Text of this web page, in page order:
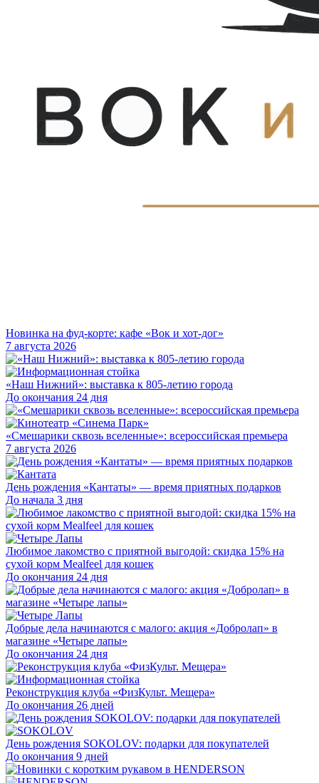
Новинка на фуд-корте: кафе «Вок и хот-дог»
7 августа 2026
«Наш Нижний»: выставка к 805-летию города
До окончания 24 дня
«Смешарики сквозь вселенные»: всероссийская премьера
7 августа 2026
День рождения «Кантаты» — время приятных подарков
До начала 3 дня
Любимое лакомство с приятной выгодой: скидка 15% на
сухой корм Mealfeel для кошек
До окончания 24 дня
Добрые дела начинаются с малого: акция «Добролап» в
магазине «Четыре лапы»
До окончания 24 дня
Реконструкция клуба «ФизКульт. Мещера»
До окончания 26 дней
День рождения SOKOLOV: подарки для покупателей
До окончания 9 дней